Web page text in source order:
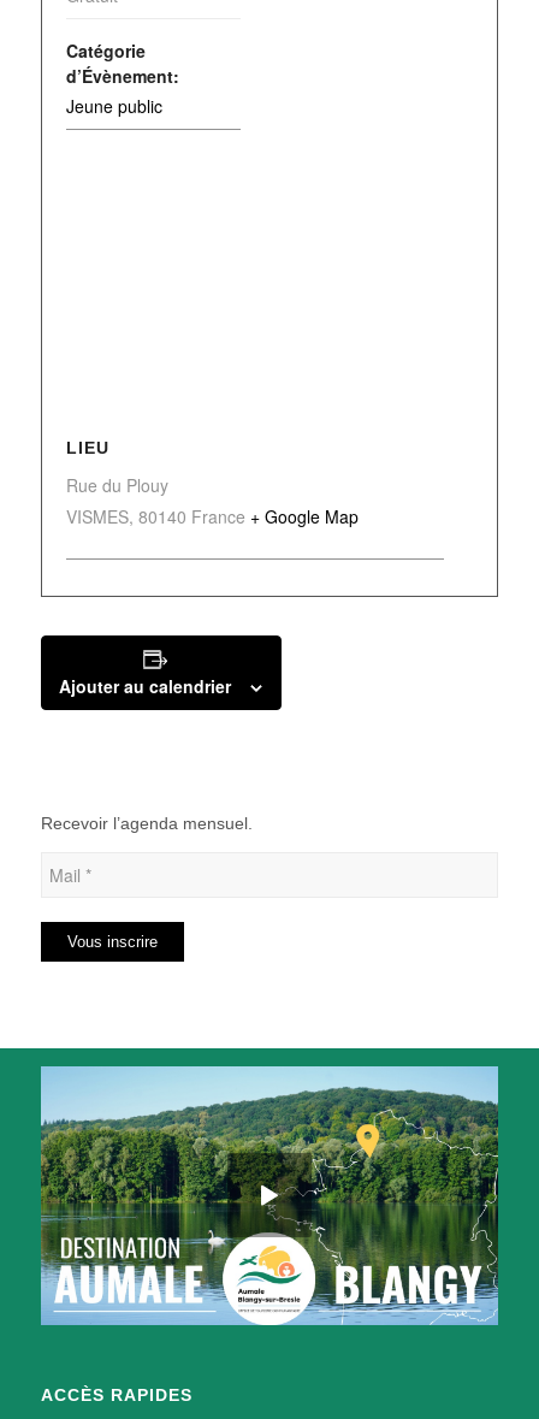
Catégorie
d’Évènement:
Jeune public
LIEU
Rue du Plouy
VISMES, 80140 France + Google Map
Ajouter au calendrier
Recevoir l’agenda mensuel.
ACCÈS RAPIDES